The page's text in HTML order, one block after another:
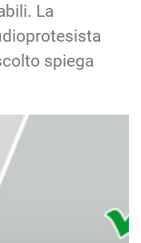
La
spiega